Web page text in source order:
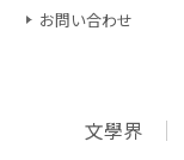
お問い合わせ
文學界